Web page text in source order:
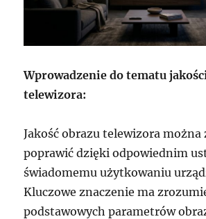
Wprowadzenie do tematu
telewizora:
Jakość obrazu telewizora można
poprawić dzięki odpowiednim
świadomemu użytkowaniu
Kluczowe znaczenie ma
podstawowych parametrów